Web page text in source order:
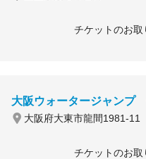
チケットのお
大阪ウォータージャンプ
大阪府大東市龍間1981-11
チケットのお